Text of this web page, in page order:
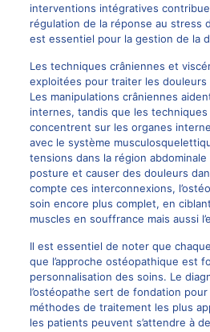
interventions intégratives
régulation de la réponse au stress
est essentiel pour la gestion de la
Les techniques crâniennes et
exploitées pour traiter les douleurs
Les manipulations crâniennes
internes, tandis que les techniques
concentrent sur les organes
avec le système
tensions dans la région
posture et causer des douleurs
compte ces interconnexions,
soin encore plus complet, en
muscles en souffrance mais aussi
Il est essentiel de noter que
que l’approche ostéopathique est
personnalisation des soins. Le
l’ostéopathe sert de fondation
méthodes de traitement les plus
les patients peuvent s’attendre à